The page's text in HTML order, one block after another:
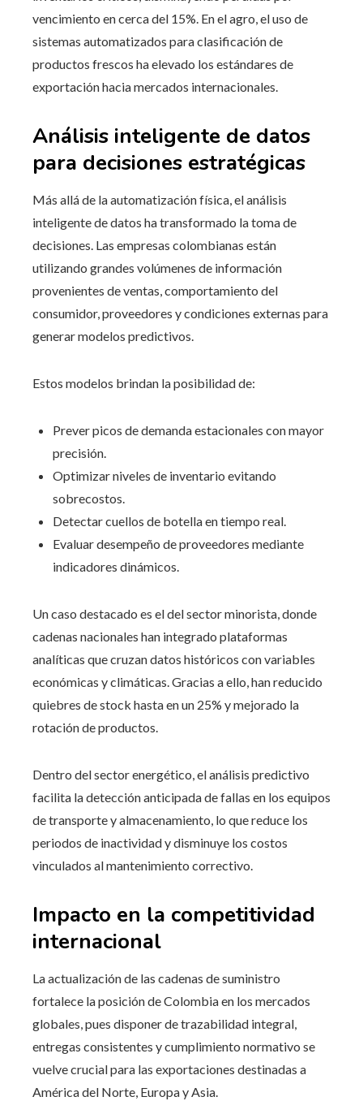
vencimiento en cerca del 15%. En el agro, el uso de
sistemas automatizados para clasificación de
productos frescos ha elevado los estándares de
exportación hacia mercados internacionales.
Análisis inteligente de datos
para decisiones estratégicas
Más allá de la automatización física, el análisis
inteligente de datos ha transformado la toma de
decisiones. Las empresas colombianas están
utilizando grandes volúmenes de información
provenientes de ventas, comportamiento del
consumidor, proveedores y condiciones externas para
generar modelos predictivos.
Estos modelos brindan la posibilidad de:
Prever picos de demanda estacionales con mayor
precisión.
Optimizar niveles de inventario evitando
sobrecostos.
Detectar cuellos de botella en tiempo real.
Evaluar desempeño de proveedores mediante
indicadores dinámicos.
Un caso destacado es el del sector minorista, donde
cadenas nacionales han integrado plataformas
analíticas que cruzan datos históricos con variables
económicas y climáticas. Gracias a ello, han reducido
quiebres de stock hasta en un 25% y mejorado la
rotación de productos.
Dentro del sector energético, el análisis predictivo
facilita la detección anticipada de fallas en los equipos
de transporte y almacenamiento, lo que reduce los
periodos de inactividad y disminuye los costos
vinculados al mantenimiento correctivo.
Impacto en la competitividad
internacional
La actualización de las cadenas de suministro
fortalece la posición de Colombia en los mercados
globales, pues disponer de trazabilidad integral,
entregas consistentes y cumplimiento normativo se
vuelve crucial para las exportaciones destinadas a
América del Norte, Europa y Asia.